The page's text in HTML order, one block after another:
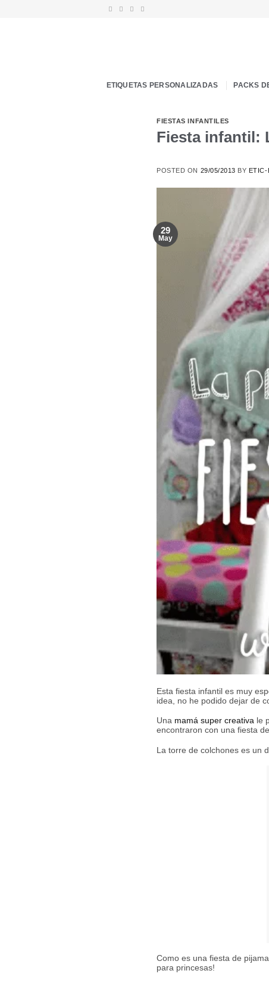
ETIQUETAS PERSONALIZADAS PACKS
FIESTAS INFANTILES
Fiesta infantil:
POSTED ON 29/05/2013 BY ETIC-
29
May
Esta fiesta infantil es muy
idea, no he podido dejar de
Una mamá super creativa le
encontraron con una fiesta
La torre de colchones es un
Como es una fiesta de
para princesas!